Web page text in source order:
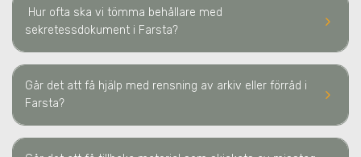
keyboard_arrow_right
Hur ofta ska vi tömma behållare med
sekretessdokument i Farsta?
keyboard_arrow_right
Går det att få hjälp med rensning av arkiv eller förråd i
Farsta?